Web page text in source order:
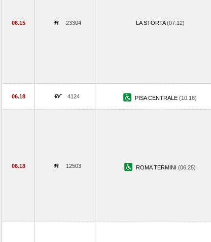
06.15 23304 LA STORTA(07.12)
06.18 4124 PISA CENTRALE (10.18)
06.18 12503 ROMA TERMINI (06.25)